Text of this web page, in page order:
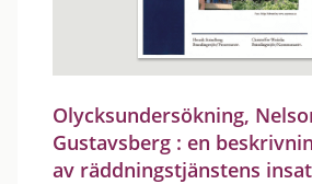
Olycksundersökning,
Gustavsberg : en
av räddningstjänstens